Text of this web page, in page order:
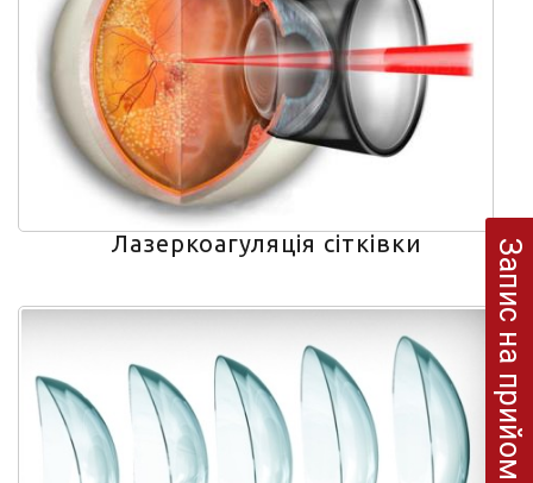
Запис на прийом
Лазеркоагуляція сітківки